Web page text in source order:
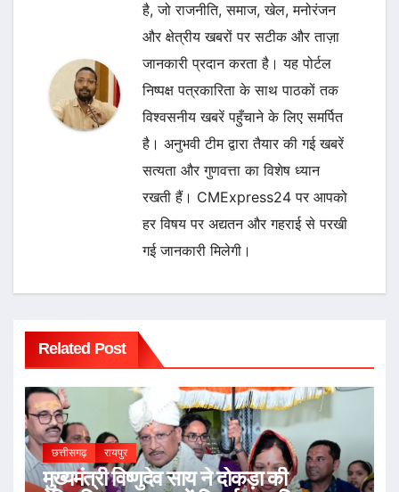
है, जो राजनीति, समाज, खेल, मनोरंजन
और क्षेत्रीय खबरों पर सटीक और ताज़ा
जानकारी प्रदान करता है। यह पोर्टल
निष्पक्ष पत्रकारिता के साथ पाठकों तक
विश्वसनीय खबरें पहुँचाने के लिए समर्पित
है। अनुभवी टीम द्वारा तैयार की गई खबरें
सत्यता और गुणवत्ता का विशेष ध्यान
रखती हैं। CMExpress24 पर आपको
हर विषय पर अद्यतन और गहराई से परखी
गई जानकारी मिलेगी।
Related Post
छत्तीसगढ़ रायपुर
मुख्यमंत्री विष्णुदेव साय ने दोकड़ा की